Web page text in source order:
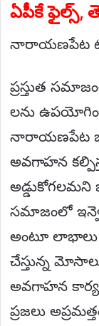
ఏపీకే ఫైల్స్,
నారాయణపేట
ప్రస్తుత
లను
నారాయణపేట
అవగాహన
అడ్డుకోగలమని
సమాజంలో
అంటూ లాభాలు
చేస్తున్న
అవగాహన
ప్రజలు